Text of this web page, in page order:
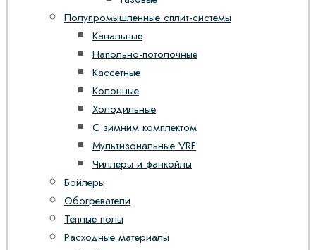
Полупромышленные сплит-системы
Канальные
Напольно-потолочные
Кассетные
Колонные
Холодильные
С зимним комплектом
Мультизональные VRF
Чиллеры и фанкойлы
Бойлеры
Обогреватели
Теплые полы
Расходные материалы